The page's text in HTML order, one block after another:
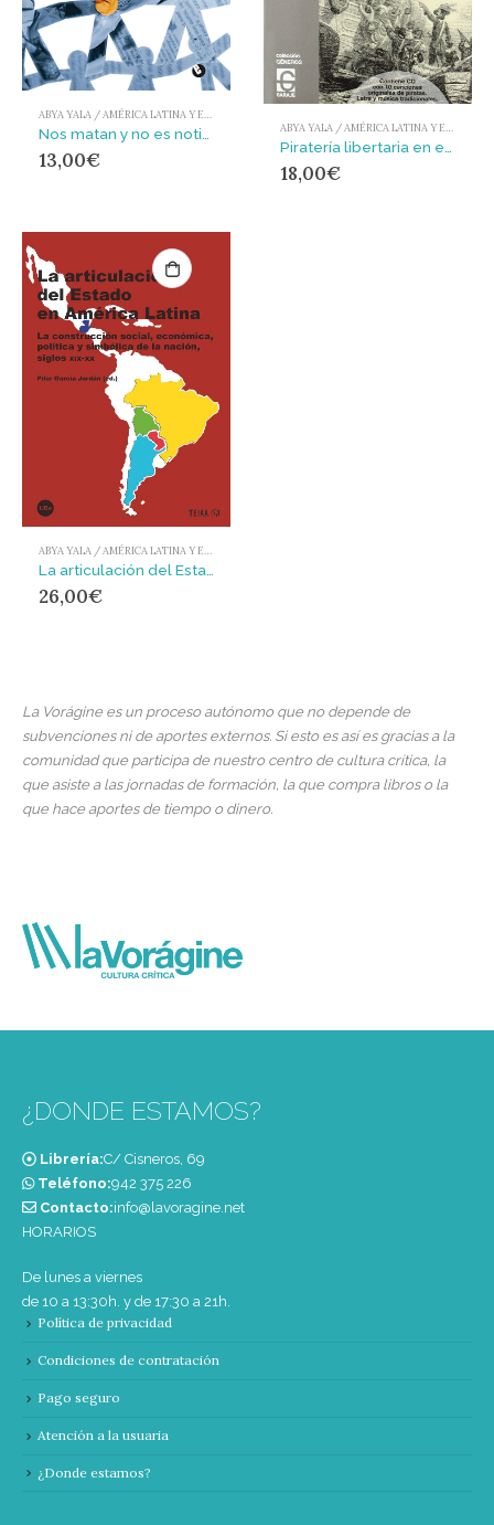
ABYA YALA / AMÉRICA LATINA Y EL CARIBE
13,00€
ABYA YALA / AMÉRICA LATINA Y EL CARIBE
18,00€
ABYA YALA / AMÉRICA LATINA Y EL CARIBE
26,00€
La Vorágine es un proceso autónomo que no depende de
subvenciones ni de aportes externos. Si esto es así es gracias a la
comunidad que participa de nuestro centro de cultura crítica, la
que asiste a las jornadas de formación, la que compra libros o la
que hace aportes de tiempo o dinero.
¿DONDE ESTAMOS?
Librería:C/ Cisneros, 69
Teléfono:‭942 375 226‬
Contacto:info@lavoragine.net
HORARIOS
De lunes a viernes
de 10 a 13:30h. y de 17:30 a 21h.
Política de privacidad
Condiciones de contratación
Pago seguro
Atención a la usuaria
¿Donde estamos?